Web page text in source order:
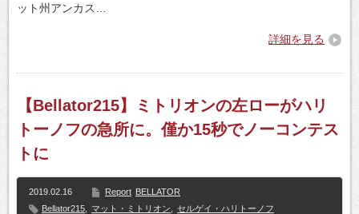
ット州アンカス…
詳細を見る
【Bellator215】ミトリオンの左ローがハリ
トーノフの急所に。僅か15秒でノーコンテス
トに
2019.02.16 Report BELLATOR
Bellator215
マット・ミトリオン セルゲイ・ハリトーノフ